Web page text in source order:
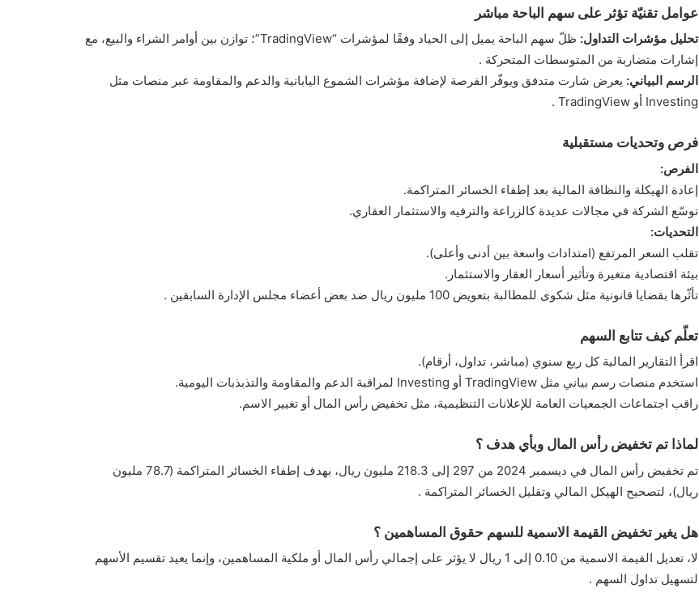
عوامل تقنيّة تؤثر على سهم الباحة مباشر
تحليل مؤشرات التداول:
ظلّ سهم الباحة يميل إلى الحياد وفقًا لمؤشرات “TradingView”؛ توازن بين أوامر الشراء والبيع، مع
إشارات متضاربة من المتوسطات المتحركة .
الرسم البياني: يعرض شارت متدفق ويوفّر الفرصة لإضافة مؤشرات الشموع اليابانية والدعم والمقاومة عبر منصات مثل
Investing أو TradingView .
فرص وتحديات مستقبلية
الفرص:
إعادة الهيكلة والنظافة المالية بعد إطفاء الخسائر المتراكمة.
توسّع الشركة في مجالات عديدة كالزراعة والترفيه والاستثمار العقاري.
التحديات:
تقلب السعر المرتفع (امتدادات واسعة بين أدنى وأعلى).
بيئة اقتصادية متغيرة وتأثير أسعار العقار والاستثمار.
تأثّرها بقضايا قانونية مثل شكوى للمطالبة بتعويض 100 مليون ريال ضد بعض أعضاء مجلس الإدارة السابقين .
تعلّم كيف تتابع السهم
اقرأ التقارير المالية كل ربع سنوي (مباشر، تداول، أرقام).
استخدم منصات رسم بياني مثل TradingView أو Investing لمراقبة الدعم والمقاومة والتذبذبات اليومية.
راقب اجتماعات الجمعيات العامة للإعلانات التنظيمية، مثل تخفيض رأس المال أو تغيير الاسم.
لماذا تم تخفيض رأس المال وبأي هدف ؟
تم تخفيض رأس المال في ديسمبر 2024 من 297 إلى 218.3 مليون ريال، بهدف إطفاء الخسائر المتراكمة (78.7 مليون
ريال)، لتصحيح الهيكل المالي وتقليل الخسائر المتراكمة .
هل يغير تخفيض القيمة الاسمية للسهم حقوق المساهمين ؟
لا، تعديل القيمة الاسمية من 0.10 إلى 1 ريال لا يؤثر على إجمالي رأس المال أو ملكية المساهمين، وإنما يعيد تقسيم الأسهم
لتسهيل تداول السهم .